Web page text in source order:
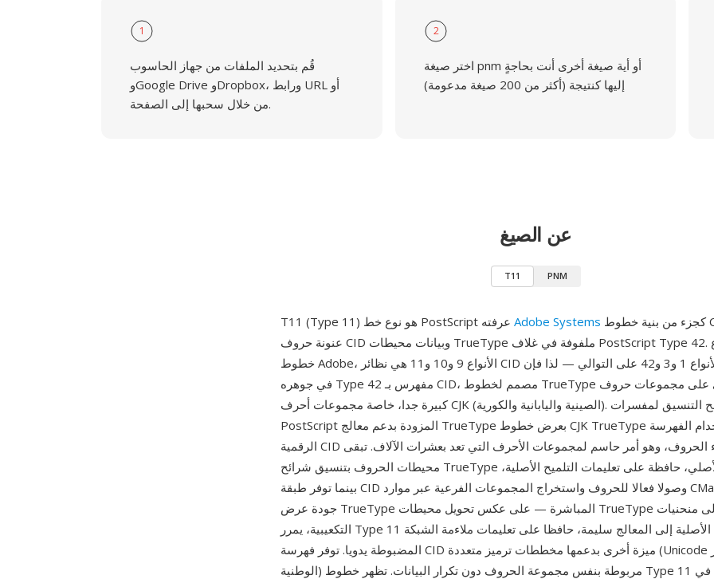
1
قُم بتحديد الملفات من جهاز الحاسوب
وGoogle Drive وDropbox، ورابط URL أو
من خلال سحبها إلى الصفحة.
2
اختر صيغة pnm أو أية صيغة أخرى أنت بحاجةٍ
إليها كنتيجة (أكثر من 200 صيغة مدعومة)
عن الصيغ
T11 PNM
Adobe Systems
عنونة حروف CID وبيانات محيطات TrueType ملفوفة في غلاف PostScript Type 42. في ترقيم أنواع
خطوط Adobe، الأنواع 9 و10 و11 هي نظائر CID للأنواع 1 و3 و42 على التوالي — لذا فإن Type 11 هو
في جوهره Type 42 مفهرس بـ CID، مصمم لخطوط TrueType التي تحتوي على مجموعات حروف
كبيرة جدا، خاصة مجموعات أحرف CJK (الصينية واليابانية والكورية). يسمح التنسيق لمفسرات
PostScript المزودة بدعم معالج TrueType بعرض خطوط CJK TrueType مع استخدام الفهرسة
الرقمية CID بدلا من أسماء الحروف، وهو أمر حاسم لمجموعات الأحرف التي تعد بعشرات الآلاف. تبقى
محيطات الحروف بتنسيق شرائح TrueType التربيعية الأصلي، حافظة على تعليمات التلميح الأصلية،
بينما توفر طبقة CID وصولا فعالا للحروف واستخراج المجموعات الفرعية عبر موارد CMap. من مزاياه
جودة عرض TrueType المباشرة — على عكس تحويل محيطات TrueType إلى منحنيات PostScript
التكعيبية، يمرر Type 11 المحيطات الأصلية إلى المعالج سليمة، حافظا على تعليمات ملاءمة الشبكة
المضبوطة يدويا. توفر فهرسة CID ميزة أخرى بدعمها مخططات ترميز متعددة (Unicode والمعايير
الوطنية) مربوطة بنفس مجموعة الحروف دون تكرار البيانات. تظهر خطوط Type 11 بشكل أساسي في